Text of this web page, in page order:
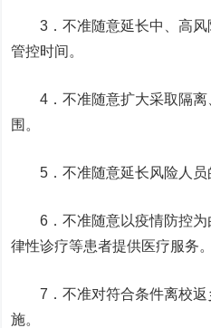
3．不准随意延长中、高风
管控时间。
4．不准随意扩大采取隔离
围。
5．不准随意延长风险人员
6．不准随意以疫情防控为
律性诊疗等患者提供医疗服务。
7．不准对符合条件离校返
施。